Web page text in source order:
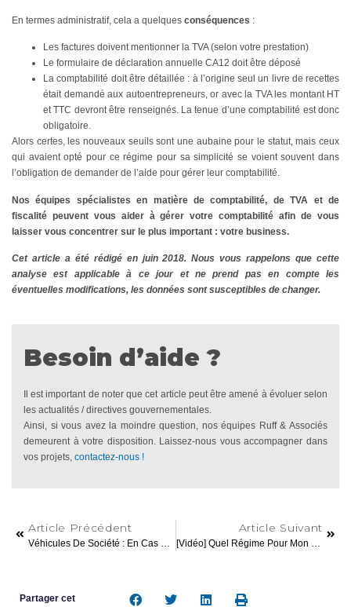
En termes administratif, cela a quelques conséquences :
Les factures doivent mentionner la TVA (selon votre prestation)
Le formulaire de déclaration annuelle CA12 doit être déposé
La comptabilité doit être détaillée : à l’origine seul un livre de recettes
était demandé aux autoentrepreneurs, or avec la TVA les montant HT
et TTC devront être renseignés. La tenue d’une comptabilité est donc
obligatoire.
Alors certes, les nouveaux seuils sont une aubaine pour le statut, mais ceux
qui avaient opté pour ce régime pour sa simplicité se voient souvent dans
l’obligation de demander de l’aide pour gérer leur comptabilité.
Nos équipes spécialistes en matière de comptabilité, de TVA et de
fiscalité peuvent vous aider à gérer votre comptabilité afin de vous
laisser vous concentrer sur le plus important : votre business.
Cet article a été rédigé en juin 2018. Nous vous rappelons que cette
analyse est applicable à ce jour et ne prend pas en compte les
éventuelles modifications, les données sont susceptibles de changer.
Besoin d’aide ?
Il est important de noter que cet article peut être amené à évoluer selon
les actualités / directives gouvernementales.
Ainsi, si vous avez la moindre question, nos équipes Ruff & Associés
demeurent à votre disposition. Laissez-nous vous accompagner dans
vos projets, contactez-nous !
Article Précédent
Véhicules De Société : En Cas D’amende, Qui Paye ?
Article Suivant
[Vidéo] Quel Régime Pour Mon Statut De Loueur Meublé Non Professionnel ?
Partager cet